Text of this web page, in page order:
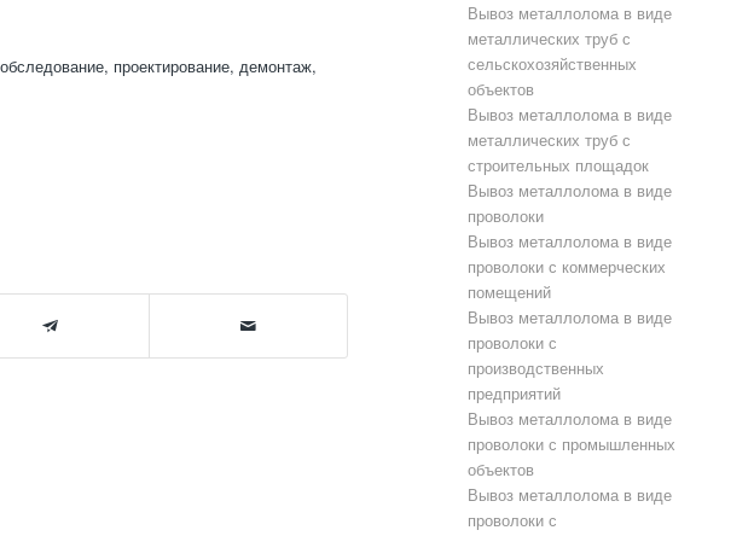
проектирование, демонтаж,
Вывоз металлолома в виде
металлических труб с
сельскохозяйственных
объектов
Вывоз металлолома в виде
металлических труб с
строительных площадок
Вывоз металлолома в виде
проволоки
Вывоз металлолома в виде
проволоки с коммерческих
помещений
Вывоз металлолома в виде
проволоки с
производственных
предприятий
Вывоз металлолома в виде
проволоки с промышленных
объектов
Вывоз металлолома в виде
проволоки с